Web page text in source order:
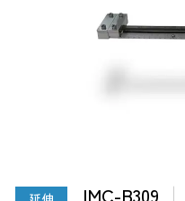
IMC-B309